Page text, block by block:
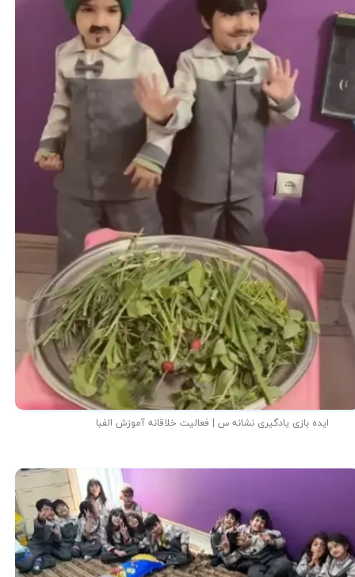
ایده بازی یادگیری نشانه س | فعالیت خلاقانه آموزش الفبا